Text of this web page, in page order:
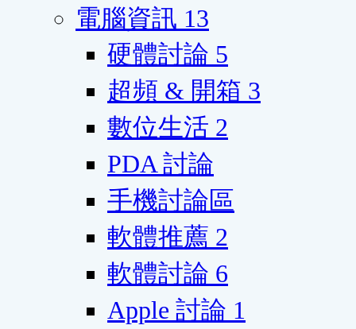
電腦資訊 13
硬體討論 5
超頻 & 開箱 3
數位生活 2
PDA 討論
手機討論區
軟體推薦 2
軟體討論 6
Apple 討論 1